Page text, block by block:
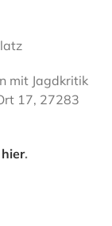
mit Jagdkritik
17, 27283
hier.